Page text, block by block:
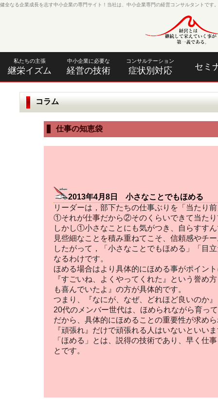
健全なる企業成長を志す中小企業の専門サイト！当社は、中小企業専門の経営コンサルタントです
私たちの主張
継栄イズム
中小企業に必要な
経営の技術
コンサルテーション
症状別対応 セミ
コラム
仕事の知恵袋
2013年4月8日 小さなことでもほめる
リーダーは，部下たちの仕事ぶりを「当たり
①それが仕事だから②そのくらいできて当た
しかし①小さなことにも気がつき、自らすす
見些細なことを積み重ねてこそ、信頼感やチ
したがって，「小さなことでもほめる」「目
なるわけです。
ほめる場合はより具体的にほめる事がポイン
『すごいね、よくやってくれた』という誉め
も喜んでいたよ』の方が具体的です。
つまり、『なにが、なぜ、どれほど良いのか
20代のメンバー世代は、ほめられながら育っ
だから、具体的にほめることの重要性が求め
『頑張れ』だけで頑張れる人はいないといい
「ほめる」とは、説得の技術であり、早く仕
とです。